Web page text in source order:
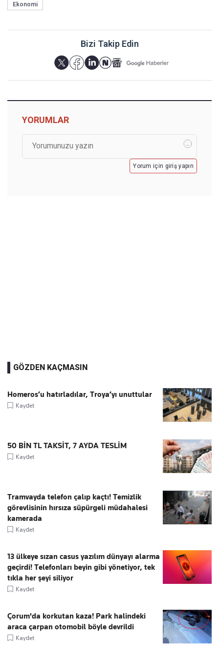
Ekonomi
Bizi Takip Edin
YORUMLAR
Yorum için giriş yapın
GÖZDEN KAÇMASIN
Homeros’u hatırladılar, Troya’yı unuttular
Kaydet
50 BİN TL TAKSİT, 7 AYDA TESLİM
Kaydet
Tramvayda telefon çalıp kaçtı! Temizlik
görevlisinin hırsıza süpürgeli müdahalesi
kamerada
Kaydet
13 ülkeye sızan casus yazılım dünyayı alarma
geçirdi! Telefonları beyin gibi yönetiyor, tek
tıkla her şeyi siliyor
Kaydet
Çorum'da korkutan kaza! Park halindeki
araca çarpan otomobil böyle devrildi
Kaydet